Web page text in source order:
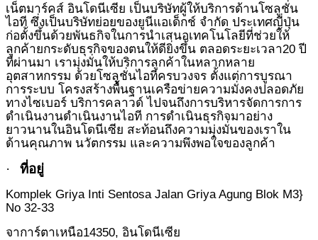
เน็ตมาร์คส์ อินโดนีเซีย เป็นบริษัทผู้ให้บริการด้านโซลูชั่น
ไอที ซึ่งเป็นบริษัทย่อยของยูนีแอเด็กช์ จำกัด ประเทศญี่ปุ่น
ก่อตั้งขึ้นด้วยพันธกิจในการนำเสนอเทคโนโลยีที่ช่วยให้
ลูกค้ายกระดับธุรกิจของตนให้ดียิ่งขึ้น ตลอดระยะเวลา20ปี
ที่ผ่านมา เรามุ่งมั่นให้บริการลูกค้าในหลากหลาย
อุตสาหกรรม ด้วยโซลูชั่นไอทีครบวงจร ตั้งแต่การบูรณา
การระบบ โครงสร้างพื้นฐานเครือข่ายความมั่งคงปลอดภัย
ทางไซเบอร์ บริการคลาวด์ ไปจนถึงการบริหารจัดการการ
ดำเนินงานดำเนินงานไอที การดำเนินธุรกิจมาอย่าง
ยาวนานในอินโดนีเซีย สะท้อนถึงความมุ่งมั่นของเราใน
ด้านคุณภาพ นวัตกรรม และความพึงพอใจของลูกค้า
· ที่อยู่
Komplek Griya Inti Sentosa Jalan Griya Agung Blok M3}
No 32-33
จาการ์ตาเหนือ14350, อินโดนีเซีย